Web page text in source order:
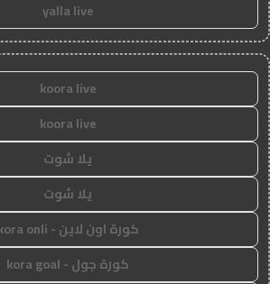
yalla live
koora live
koora live
يلا شوت
يلا شوت
كورة اون لاين - kora onli
كورة جول - kora goal